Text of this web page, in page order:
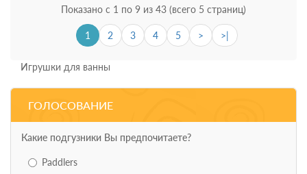
Показано с 1 по 9 из 43 (всего 5 страниц)
1 2 3 4 5 > >|
Игрушки для ванны
ГОЛОСОВАНИЕ
Какие подгузники Вы предпочитаете?
Paddlers